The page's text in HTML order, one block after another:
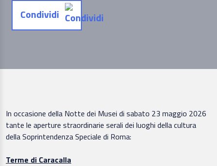
Condividi
In occasione della Notte dei Musei di sabato 23 maggio 2026
tante le aperture straordinarie serali dei luoghi della cultura
della Soprintendenza Speciale di Roma:
Terme di Caracalla